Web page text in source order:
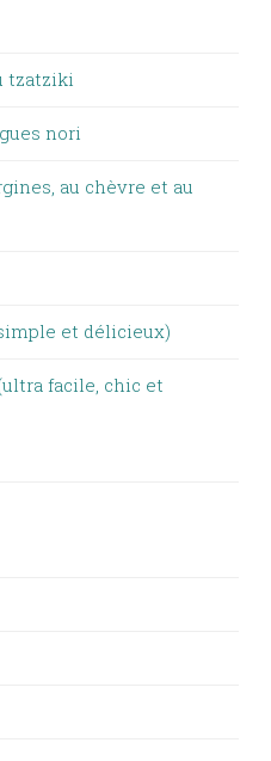
tzatziki
nori
au chèvre et au
et délicieux)
facile, chic et